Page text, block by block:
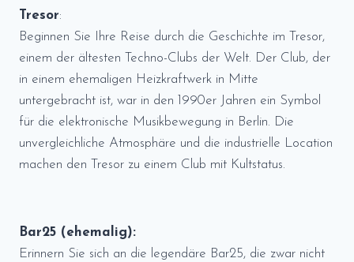
Tresor:
Beginnen Sie Ihre Reise durch die Geschichte im Tresor,
einem der ältesten Techno-Clubs der Welt. Der Club, der
in einem ehemaligen Heizkraftwerk in Mitte
untergebracht ist, war in den 1990er Jahren ein Symbol
für die elektronische Musikbewegung in Berlin. Die
unvergleichliche Atmosphäre und die industrielle Location
machen den Tresor zu einem Club mit Kultstatus.
Bar25 (ehemalig):
Erinnern Sie sich an die legendäre Bar25, die zwar nicht